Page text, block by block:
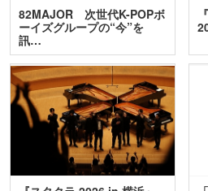
82MAJOR 次世代K-POPボ
ーイズグループの“今”を
訊…